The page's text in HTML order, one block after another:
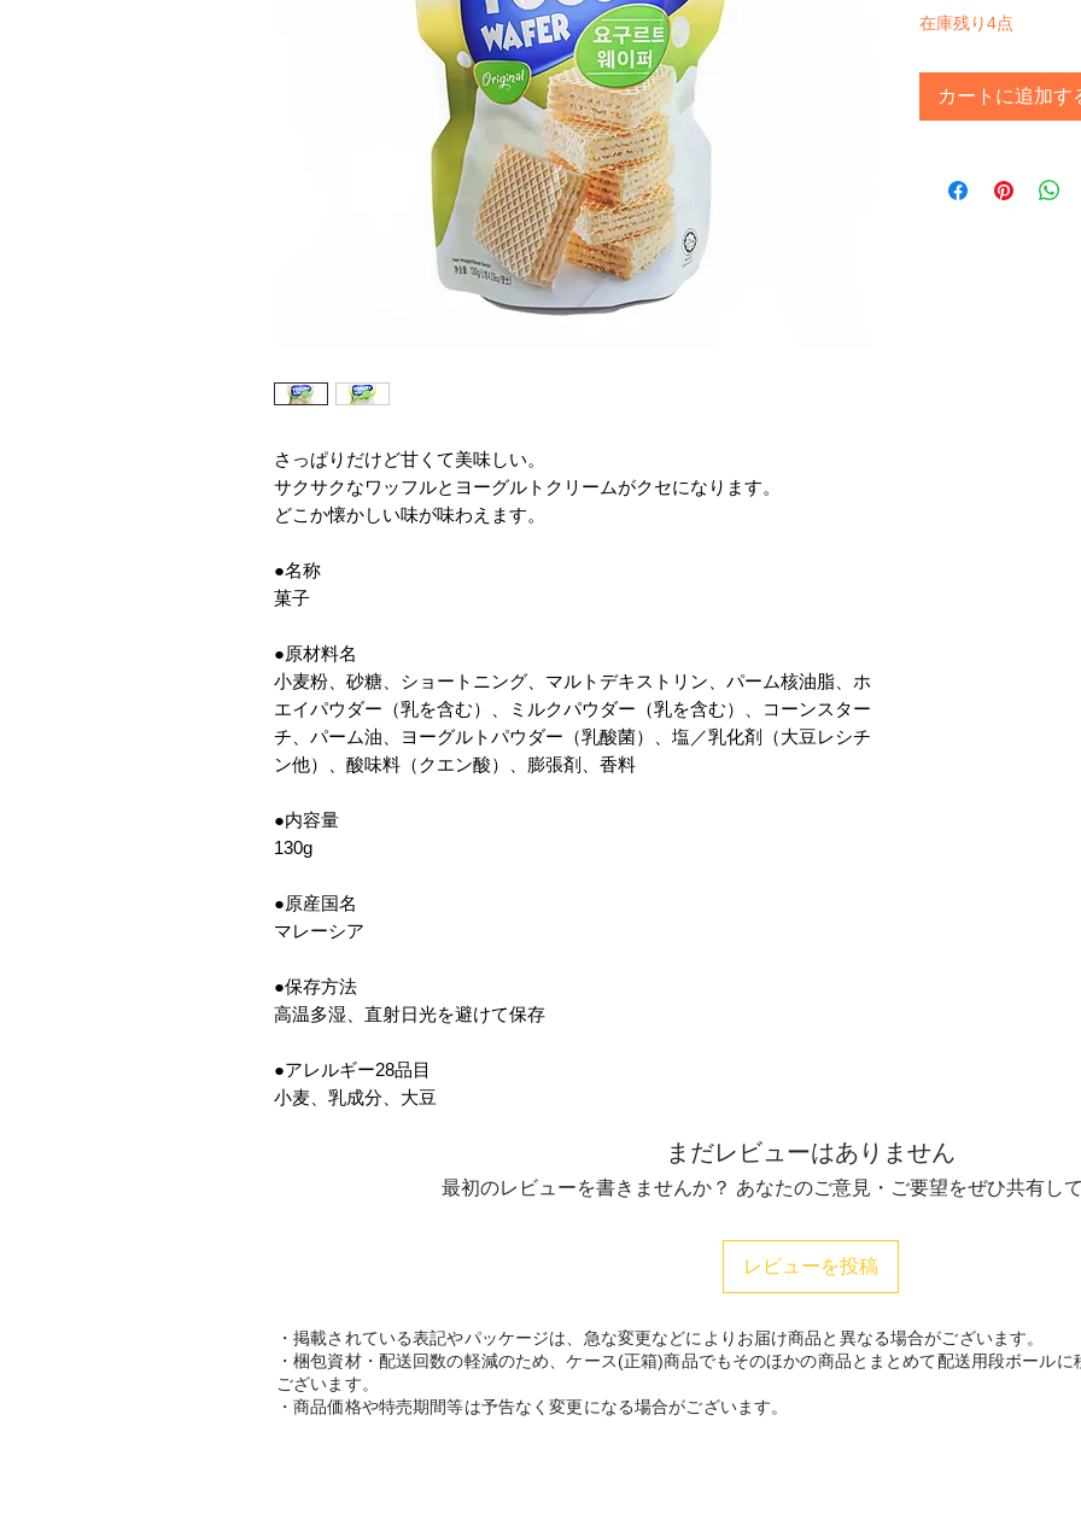
さっぱりだけど甘くて美味しい。
サクサクなワッフルとヨーグルトクリームがクセになります。
どこか懐かしい味が味わえます。
●名称
菓子
●原材料名
小麦粉、砂糖、ショートニング、マルトデキストリン、パーム核油脂、ホ
エイパウダー（乳を含む）、ミルクパウダー（乳を含む）、コーンスター
チ、パーム油、ヨーグルトパウダー（乳酸菌）、塩／乳化剤（大豆レシチ
ン他）、酸味料（クエン酸）、膨張剤、香料
●内容量
130g
●原産国名
マレーシア
●保存方法
高温多湿、直射日光を避けて保存
●アレルギー28品目
小麦、乳成分、大豆
在庫残り4点
カートに追加す
まだレビューはありません
最初のレビューを書きませんか？ あなたのご意見・ご要望をぜひ共有し
レビューを投稿
・掲載されている表記やパッケージは、急な変更などによりお届け商品と異なる場合がございます。
・梱包資材・配送回数の軽減のため、ケース(正箱)商品でもそのほかの商品とまとめて配送用段ボール
ございます。
・商品価格や特売期間等は予告なく変更になる場合がございます。